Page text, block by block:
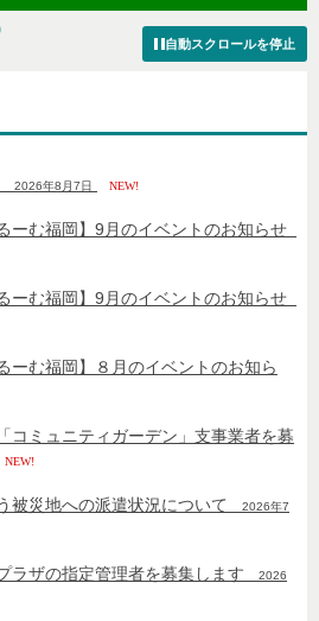
自動スクロールを停止
2026年8月7日 NEW!
ーむ福岡】9月のイベントのお知らせ
ーむ福岡】9月のイベントのお知らせ
ーむ福岡】８月のイベントのお知ら
コミュニティガーデン」支事業者を募
NEW!
被災地への派遣状況について 2026年7
ラザの指定管理者を募集します 2026